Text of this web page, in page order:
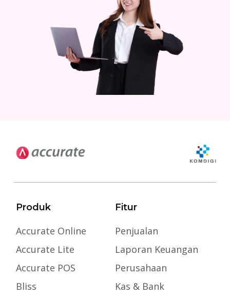
Produk
Accurate Online
Accurate Lite
Accurate POS
Bliss
Fitur
Penjualan
Laporan Keuangan
Perusahaan
Kas & Bank